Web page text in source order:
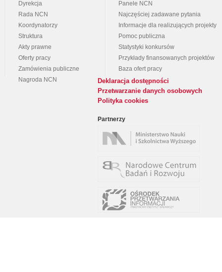
Dyrekcja
Rada NCN
Koordynatorzy
Struktura
Akty prawne
Oferty pracy
Zamówienia publiczne
Nagroda NCN
Panele NCN
Najczęściej zadawane pytania
Informacje dla realizujących projekty
Pomoc publiczna
Statystyki konkursów
Przykłady finansowanych projektów
Baza ofert pracy
Deklaracja dostępności
Przetwarzanie danych osobowych
Polityka cookies
Partnerzy